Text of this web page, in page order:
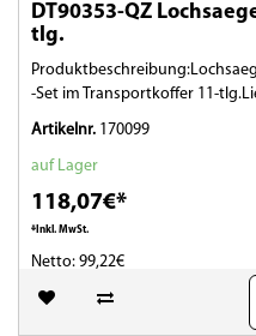
DT90353-QZ
tlg.
-Set im Transportkoffer 11-
Artikelnr. 170099
auf Lager
118,07€*
*Inkl. MwSt.
Netto: 99,22€